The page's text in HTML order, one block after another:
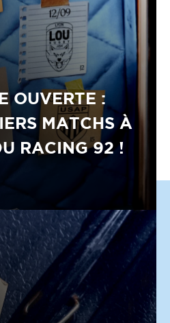
OUVERTE :
MATCHS À
RACING 92 !